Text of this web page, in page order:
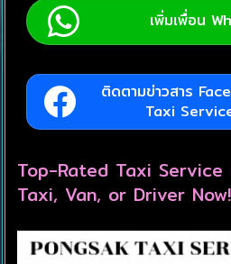
เพิ่มเพื่อน
ติดตามข่าวสาร
Taxi
Top-Rated Taxi
Taxi, Van, or Driver Now!